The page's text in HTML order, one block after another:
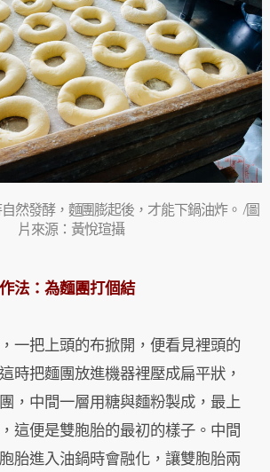
然發酵，麵團膨起後，才能下鍋油炸。 /圖
片來源：黃悅瑄攝
法： 為麵團打個結
一把上頭的布掀開，便看見裡頭的
時把麵團放進機器裡壓成扁平狀，
，中間一層用糖與麵粉製成，最上
這便是雙胞胎的最初的樣子。中間
胎進入油鍋時會融化，讓雙胞胎兩